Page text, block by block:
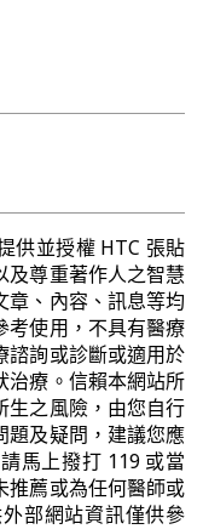
供並授權 HTC 張貼
及尊重著作人之智慧
章、內容、訊息等均
考使用，不具有醫療
諮詢或診斷或適用於
治療。信賴本網站所
生之風險，由您自行
題及疑問，建議您應
馬上撥打 119 或當
推薦或為任何醫師或
部網站資訊僅供參